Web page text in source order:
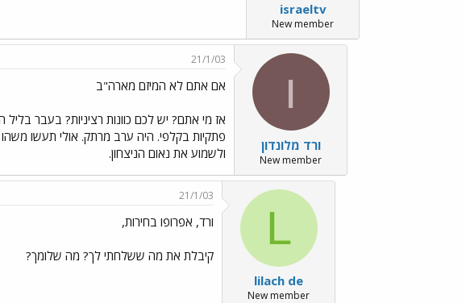
israeltv
New member
ו
ורד מלונדון
New member
21/1/03
אם אתם לא המיזם מארה"ב
אז מי אתם? יש לכם כוונות רציניות? בעבר
פתקיות בקלפי. היה ערב מרתק. אולי תעשו
ולשמוע את נאום הניצחון.
L
lilach de
New member
21/1/03
ורד, אפרופו בחירות,
קיבלת את מה ששלחתי לך? מה שלומך?